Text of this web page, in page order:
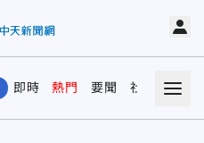
即時 熱門 要聞 社會 娛樂